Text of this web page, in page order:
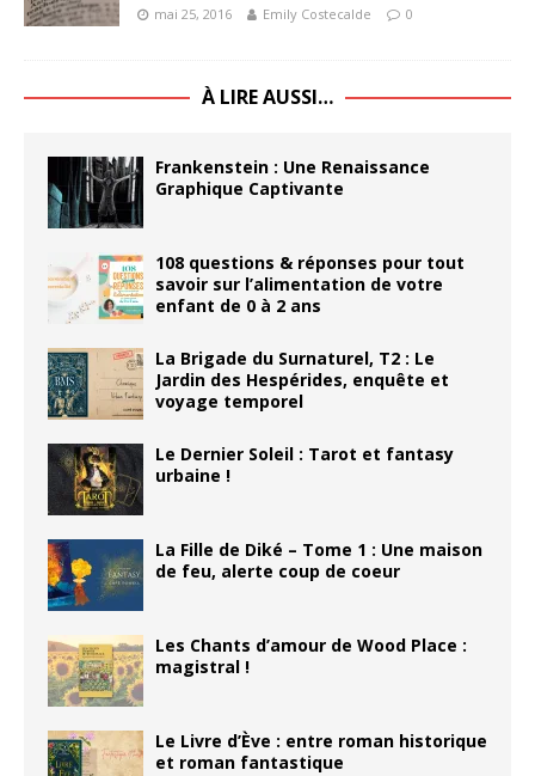
mai 25, 2016 Emily Costecalde 0
À LIRE AUSSI…
Frankenstein : Une Renaissance
Graphique Captivante
108 questions & réponses pour tout
savoir sur l’alimentation de votre
enfant de 0 à 2 ans
La Brigade du Surnaturel, T2 : Le
Jardin des Hespérides, enquête et
voyage temporel
Le Dernier Soleil : Tarot et fantasy
urbaine !
La Fille de Diké – Tome 1 : Une maison
de feu, alerte coup de coeur
Les Chants d’amour de Wood Place :
magistral !
Le Livre d’Ève : entre roman historique
et roman fantastique